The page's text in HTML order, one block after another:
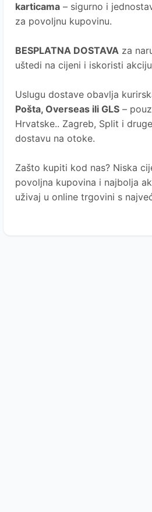
karticama – sigurno i
za povoljnu kupovinu.
BESPLATNA DOSTAVA za
uštedi na cijeni i iskoristi
Uslugu dostave obavlja
Pošta, Overseas ili GLS –
Hrvatske.. Zagreb, Split i
dostavu na otoke.
Zašto kupiti kod nas? Niska
povoljna kupovina i najbolja
uživaj u online trgovini s